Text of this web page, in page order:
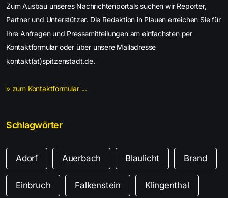
Zum Ausbau unseres Nachrichtenportals suchen wir Reporter,
Partner und Unterstützer. Die Redaktion in Plauen erreichen Sie für
Ihre Anfragen und Pressemitteilungen am einfachsten per
Kontaktformular oder über unsere Mailadresse
kontakt(at)spitzenstadt.de.
» zum Kontaktformular ...
Schlagwörter
Adorf Auerbach Blaulicht Brand
Einbruch Falkenstein Klingenthal